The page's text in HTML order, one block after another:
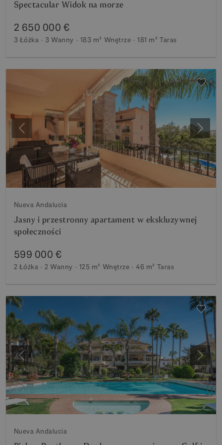
Spectacular Widok na morze
2 650 000 €
3 Łóżka 3 Wanny 183 m² Wnętrze 181 m² Taras
Poprzedni
Nueva Andalucia
Jasny i przestronny apartament w ekskluzywnej
społeczności
599 000 €
2 Łóżka 2 Wanny 125 m² Wnętrze 46 m² Taras
Poprzedni
Nueva Andalucia